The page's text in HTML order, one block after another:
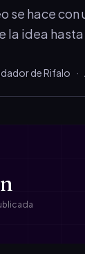
se hace
la idea
de Rifalo ·